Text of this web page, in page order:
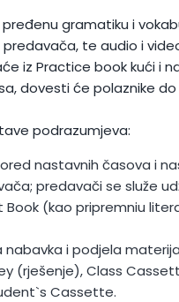
gramatiku i
te audio i
iz Practice book kući i
dovesti će polaznike
podrazumjeva:
časova i nastavnih
se služe
pripremniu literaturu
i podjela materijala za
Class Cassette za